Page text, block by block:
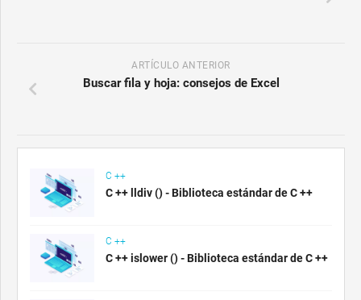
ARTÍCULO ANTERIOR
Buscar fila y hoja: consejos de Excel
C ++
C ++ lldiv () - Biblioteca estándar de C ++
C ++
C ++ islower () - Biblioteca estándar de C ++